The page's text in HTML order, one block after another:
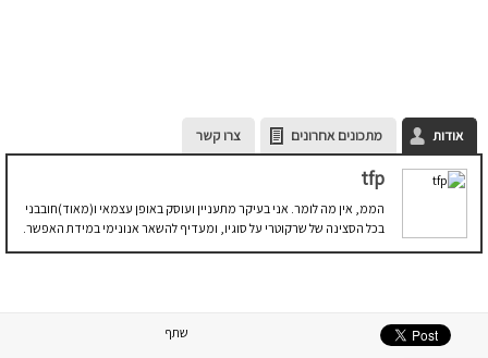
אודות מתכונים אחרונים צרו קשר
tfp
הממ, אין מה לומר. אני בעיקר מתעניין ועוסק באופן עצמאי ו(מאוד)חובבני
בכל הסצינה של שרקוטרי על סוגיו, ומעדיף להשאר אנונימי במידת האפשר.
שתף